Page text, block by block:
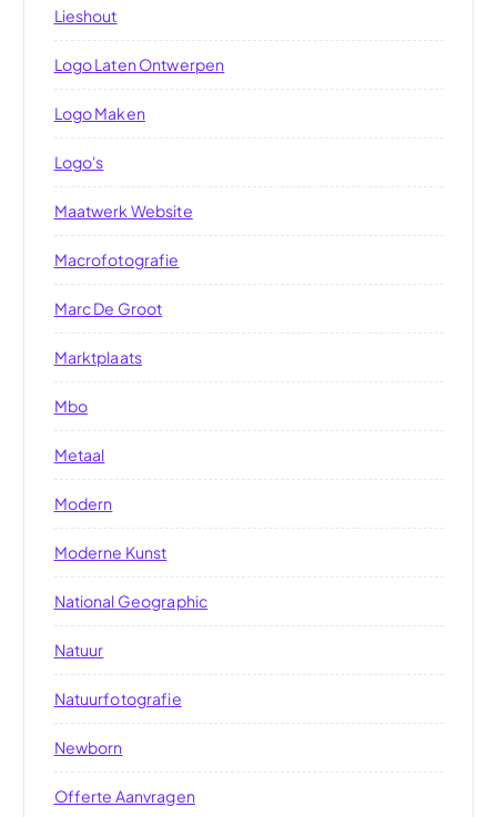
Lieshout
Logo Laten Ontwerpen
Logo Maken
Logo's
Maatwerk Website
Macrofotografie
Marc De Groot
Marktplaats
Mbo
Metaal
Modern
Moderne Kunst
National Geographic
Natuur
Natuurfotografie
Newborn
Offerte Aanvragen